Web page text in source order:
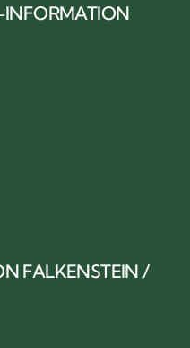
INFORMATION
FALKENSTEIN /